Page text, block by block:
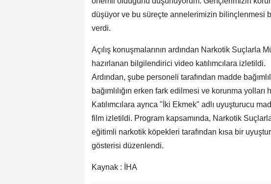
düşüyor ve bu süreçte annelerimizin bilinçlenmesi
verdi.
Açılış konuşmalarının ardından Narkotik Suçlarla
hazırlanan bilgilendirici video katılımcılara izletildi.
Ardından, şube personeli tarafından madde
bağımlılığın erken fark edilmesi ve korunma
Katılımcılara ayrıca "İki Ekmek" adlı uyuşturucu
film izletildi. Program kapsamında, Narkotik
eğitimli narkotik köpekleri tarafından kısa bir
gösterisi düzenlendi.
Kaynak : İHA